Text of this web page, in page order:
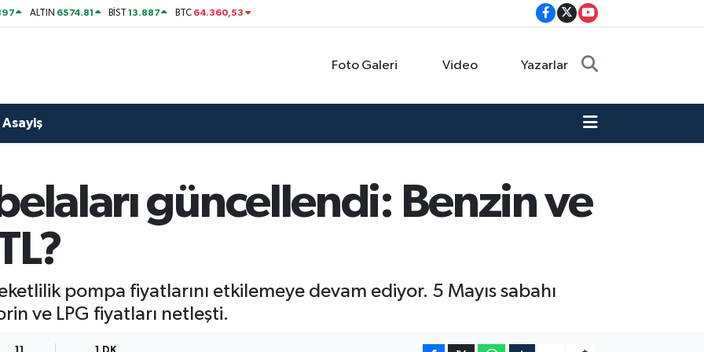
ALTIN 6574.81 BİST13.887 BTC 64.360,53
Foto Galeri Video Yazarlar
Asayiş
güncellendi: Benzin ve
pompa fiyatlarını etkilemeye devam ediyor. 5 Mayıs sabahı
ve LPG fiyatları netleşti.